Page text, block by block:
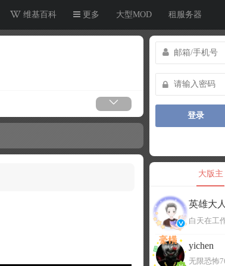
维基百科 更多 大型MOD 租服务器
登录
大版主
英雄大人
yichen